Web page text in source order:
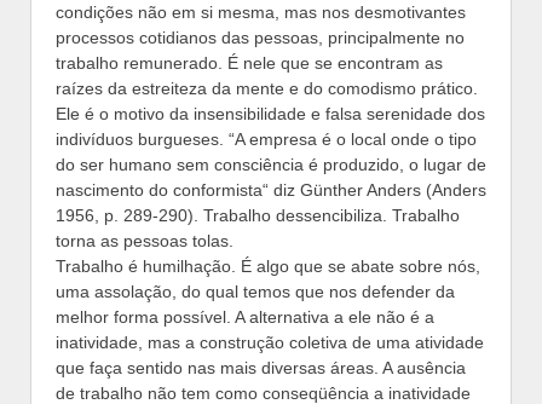
condições não em si mesma, mas nos desmotivantes
processos cotidianos das pessoas, principalmente no
trabalho remunerado. É nele que se encontram as
raízes da estreiteza da mente e do comodismo prático.
Ele é o motivo da insensibilidade e falsa serenidade dos
indivíduos burgueses. “A empresa é o local onde o tipo
do ser humano sem consciência é produzido, o lugar de
nascimento do conformista“ diz Günther Anders (Anders
1956, p. 289-290). Trabalho dessencibiliza. Trabalho
torna as pessoas tolas.
Trabalho é humilhação. É algo que se abate sobre nós,
uma assolação, do qual temos que nos defender da
melhor forma possível. A alternativa a ele não é a
inatividade, mas a construção coletiva de uma atividade
que faça sentido nas mais diversas áreas. A ausência
de trabalho não tem como conseqüência a inatividade